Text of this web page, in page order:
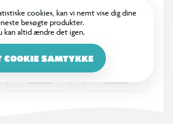
oplevelser i ét sæt!
cookies, kan vi nemt vise dig dine
besøgte produkter.
kan altid ændre det igen.
COOKIE SAMTYKKE